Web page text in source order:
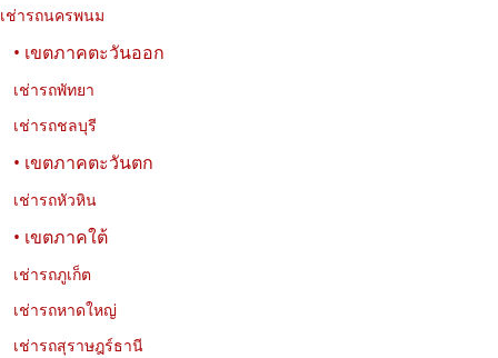
รวม 10 วัดที่น่าสนใจในกรุงเทพฯ ทั้งวัดสวย วัดเก่าแก่ และวัดสำคัญ
ทางประวัติศาสตร์ พร้อมที่อยู่ พิกัด เวลาเปิด–ปิด และข้อมูลการเดินทาง
เช่ารถนครพนม
• เขตภาคตะวันออก
เช่ารถพัทยา
เช่ารถชลบุรี
• เขตภาคตะวันตก
เช่ารถหัวหิน
• เขตภาคใต้
เช่ารถภูเก็ต
เช่ารถหาดใหญ่
เช่ารถสุราษฎร์ธานี